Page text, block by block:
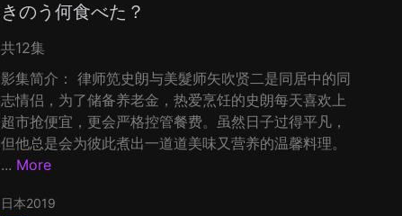
きのう何食べた？
共12集
影集简介： 律师笕史朗与美髮师矢吹贤二是同居中的同
志情侣，为了储备养老金，热爱烹饪的史朗每天喜欢上
超市抢便宜，更会严格控管餐费。虽然日子过得平凡，
但他总是会为彼此煮出一道道美味又营养的温馨料理。
... More
日本2019